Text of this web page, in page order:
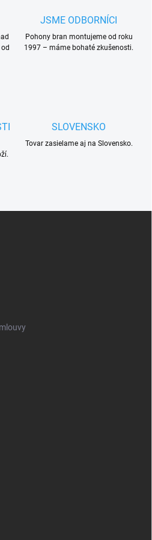
JSME ODBORNÍCI
Pohony bran montujeme od roku
1997 – máme bohaté zkušenosti.
SLOVENSKO
Tovar zasielame aj na Slovensko.